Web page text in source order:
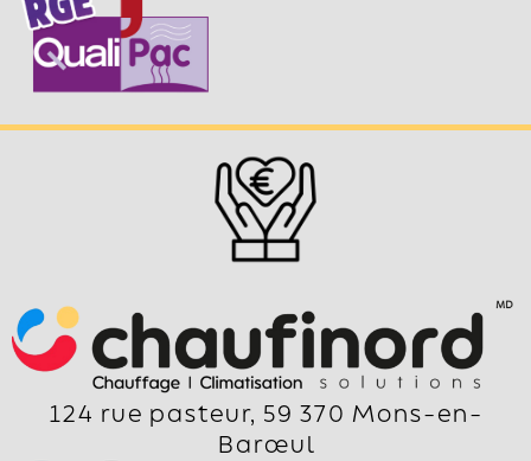
124 rue pasteur, 59 370 Mons-en-
Barœul